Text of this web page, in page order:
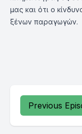
μας και ότι ο
ξένων παραγωγών.
Previous